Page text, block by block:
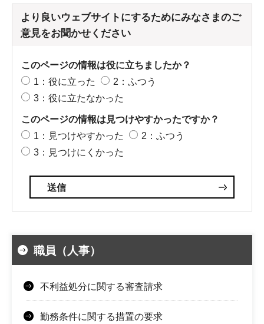
より良いウェブサイトにするためにみなさまのご
意見をお聞かせください
このページの情報は役に立ちましたか？
1：役に立った
2：ふつう
3：役に立たなかった
このページの情報は見つけやすかったですか？
1：見つけやすかった
2：ふつう
3：見つけにくかった
職員（人事）
不利益処分に関する審査請求
勤務条件に関する措置の要求